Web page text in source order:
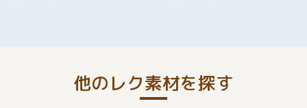
他のレク素材を探す